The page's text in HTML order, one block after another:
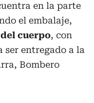
en la parte
el embalaje,
cuerpo, con
ser entregado a la
Bombero